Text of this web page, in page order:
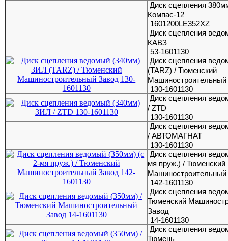
Диск сцепления
Компас-12
1601200LE352XZ
Диск сцепления
КАВЗ
53-1601130
Диск сцепления
(TARZ) / Тюменский
Машиностроительный
130-1601130
Диск сцепления
/ ZTD
130-1601130
Диск сцепления
/ АВТОМАГНАТ
130-1601130
Диск сцепления
мя пруж.) / Тюменский
Машиностроительный
142-1601130
Диск сцепления
Тюменский
Завод
14-1601130
Диск сцепления
Тюмень